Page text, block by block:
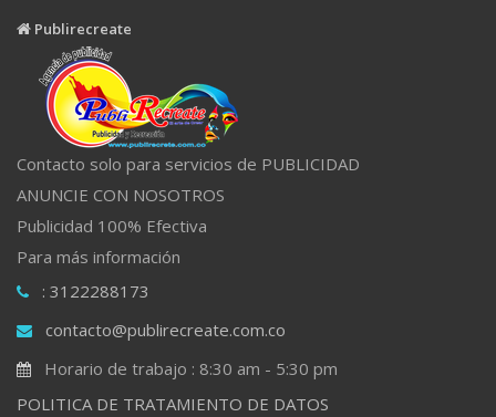
Publirecreate
Contacto solo para servicios de PUBLICIDAD
ANUNCIE CON NOSOTROS
Publicidad 100% Efectiva
Para más información
: 3122288173
contacto@publirecreate.com.co
Horario de trabajo : 8:30 am - 5:30 pm
POLITICA DE TRATAMIENTO DE DATOS